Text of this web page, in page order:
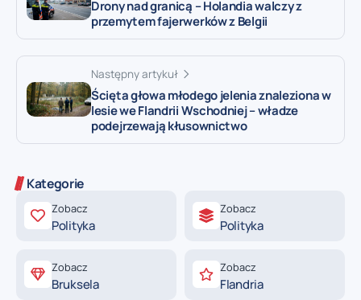
Drony nad granicą – Holandia walczy z
przemytem fajerwerków z Belgii
Następny artykuł
Ścięta głowa młodego jelenia znaleziona w
lesie we Flandrii Wschodniej – władze
podejrzewają kłusownictwo
Kategorie
Zobacz
Polityka
Zobacz
Polityka
Zobacz
Bruksela
Zobacz
Flandria